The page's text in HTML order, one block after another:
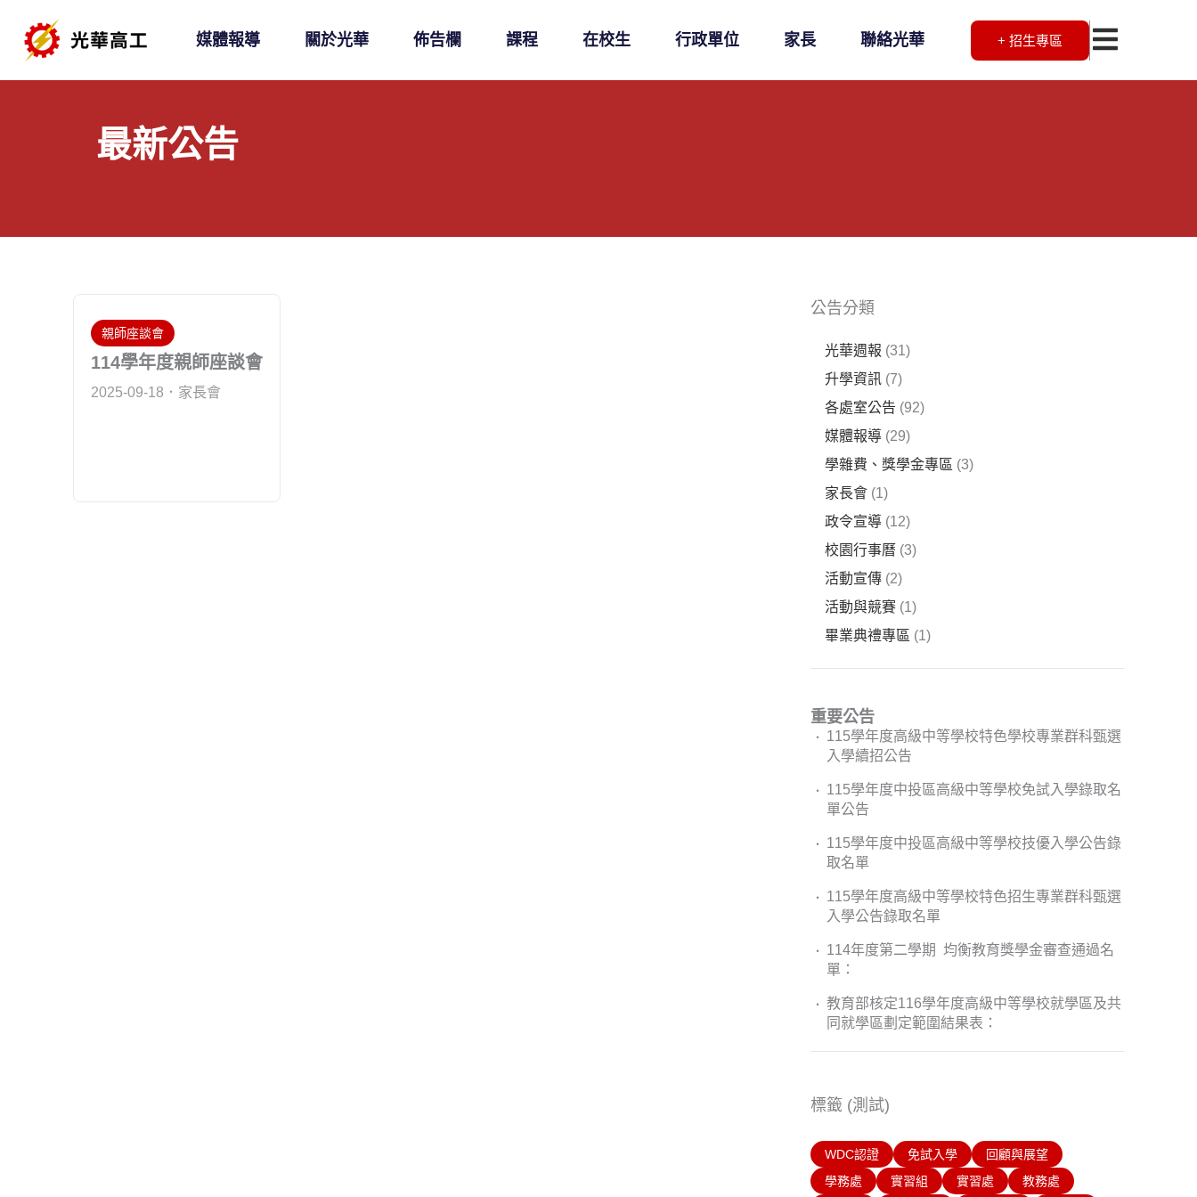
媒體報導 關於光華 佈告欄 課程 在校生 行政單位 家長 聯絡光華 + 招生專區
最新公告
親師座談會
114學年度親師座談會
2025-09-18 家長會
公告分類
光華週報 (31)
升學資訊(7)
各處室公告 (92)
媒體報導(29)
學雜費、獎學金專區 (3)
家長會(1)
政令宣導(12)
校園行事曆 (3)
活動宣傳(2)
活動與競賽(1)
畢業典禮專區 (1)
重要公告
115學年度高級中等學校特色學校專業群科甄選
入學續招公告
115學年度中投區高級中等學校免試入學錄取名
單公告
115學年度中投區高級中等學校技優入學公告錄
取名單
115學年度高級中等學校特色招生專業群科甄選
入學公告錄取名單
114年度第二學期 均衡教育獎學金審查通過名
單：
教育部核定116學年度高級中等學校就學區及共
同就學區劃定範圍結果表：
標籤 (測試)
WDC認證 免試入學
回顧與展望
學務處
實習組 實習處 教務處